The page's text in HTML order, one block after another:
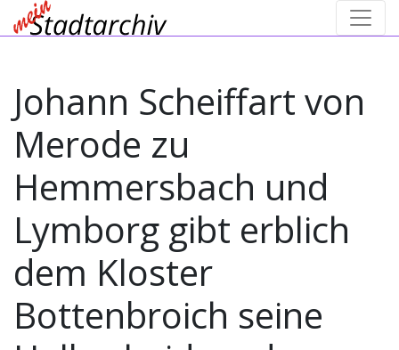
Johann Scheiffart von
Merode zu
Hemmersbach und
Lymborg gibt erblich
dem Kloster
Bottenbroich seine